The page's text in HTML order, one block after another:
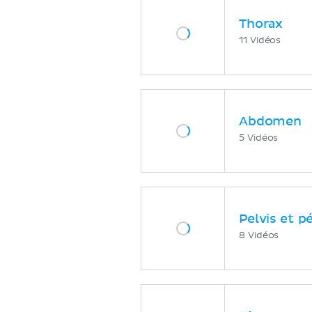
Thorax
11 Vidéos
Abdomen
5 Vidéos
Pelvis et
8 Vidéos